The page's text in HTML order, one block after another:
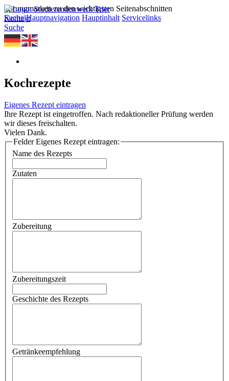
Sprungmarken zu den wichtigsten Seitenabschnitten
Suche Hauptnavigation Hauptinhalt Servicelinks
Kontakt
Suche
Kochrezepte
Eigenes Rezept eintragen
Ihre Rezept ist eingetroffen. Nach redaktioneller Prüfung werden
wir dieses freischalten.
Vielen Dank.
Felder Eigenes Rezept eintragen:
Name des Rezepts
Zutaten
Zubereitung
Zubereitungszeit
Geschichte des Rezepts
Getränkeempfehlung